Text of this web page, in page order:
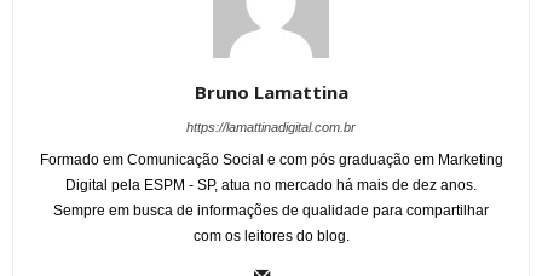
Bruno Lamattina
https://lamattinadigital.com.br
Formado em Comunicação Social e com pós graduação em Marketing
Digital pela ESPM - SP, atua no mercado há mais de dez anos.
Sempre em busca de informações de qualidade para compartilhar
com os leitores do blog.